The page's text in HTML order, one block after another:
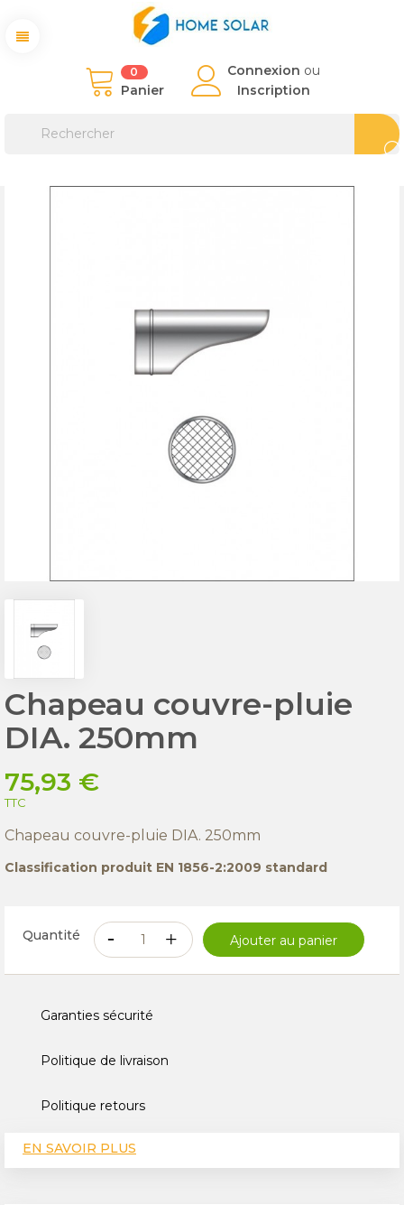
0
Panier
Connexion ou
Inscription
Chapeau couvre-pluie
DIA. 250mm
75,93 €
TTC
Chapeau couvre-pluie DIA. 250mm
Classification produit EN 1856-2:2009 standard
Quantité Ajouter au panier
Garanties sécurité
Politique de livraison
Politique retours
EN SAVOIR PLUS